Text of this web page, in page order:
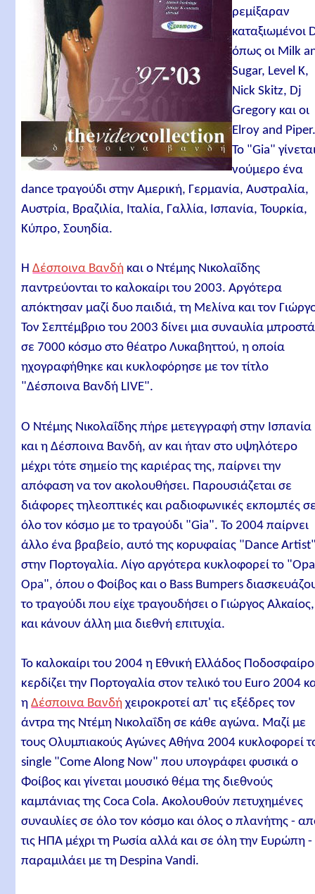
ρεμίξαραν
καταξιωμένοι
όπως οι Milk
Sugar, Level K,
Nick Skitz, Dj
Gregory και οι
Elroy and
Το "Gia"
νούμερο ένα
dance τραγούδι στην Αμερική, Γερμανία, Αυστραλία,
Αυστρία, Βραζιλία, Ιταλία, Γαλλία, Ισπανία, Τουρκία,
Κύπρο, Σουηδία.
ΗΔέσποινα Βανδή και ο Ντέμης Νικολαΐδης
παντρεύονται το καλοκαίρι του 2003. Αργότερα
απόκτησαν μαζί δυο παιδιά, τη Μελίνα και τον
Τον Σεπτέμβριο του 2003 δίνει μια συναυλία μπροστά
σε 7000 κόσμο στο θέατρο Λυκαβηττού, η οποία
ηχογραφήθηκε και κυκλοφόρησε με τον τίτλο
"Δέσποινα Βανδή LIVE".
Ο Ντέμης Νικολαΐδης πήρε μετεγγραφή στην Ισπανία
και η Δέσποινα Βανδή, αν και ήταν στο υψηλότερο
μέχρι τότε σημείο της καριέρας της, παίρνει την
απόφαση να τον ακολουθήσει. Παρουσιάζεται σε
διάφορες τηλεοπτικές και ραδιοφωνικές εκπομπές
όλο τον κόσμο με το τραγούδι "Gia". Το 2004 παίρνει
άλλο ένα βραβείο, αυτό της κορυφαίας "Dance
στην Πορτογαλία. Λίγο αργότερα κυκλοφορεί το "Opa
Opa", όπου ο Φοίβος και ο Bass Bumpers
το τραγούδι που είχε τραγουδήσει ο Γιώργος Αλκαίος,
και κάνουν άλλη μια διεθνή επιτυχία.
Το καλοκαίρι του 2004 η Εθνική Ελλάδος
κερδίζει την Πορτογαλία στον τελικό του Euro 2004
ηΔέσποινα Βανδή χειροκροτεί απ' τις εξέδρες τον
άντρα της Ντέμη Νικολαΐδη σε κάθε αγώνα. Μαζί με
τους Ολυμπιακούς Αγώνες Αθήνα 2004 κυκλοφορεί
single "Come Along Now" που υπογράφει φυσικά ο
Φοίβος και γίνεται μουσικό θέμα της διεθνούς
καμπάνιας της Coca Cola. Ακολουθούν πετυχημένες
συναυλίες σε όλο τον κόσμο και όλος ο πλανήτης -
τις ΗΠΑ μέχρι τη Ρωσία αλλά και σε όλη την Ευρώπη -
παραμιλάει με τη Despina Vandi.